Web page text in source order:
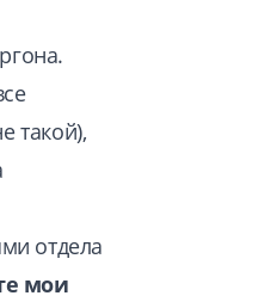
такой),
отдела
мои